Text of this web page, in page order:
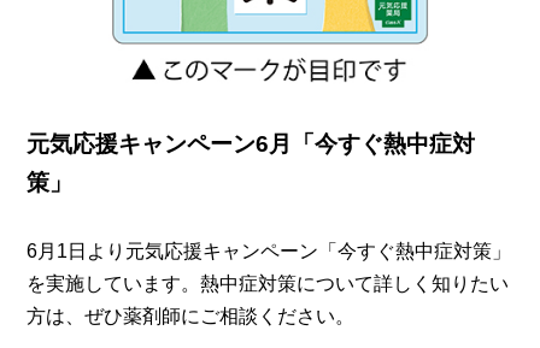
元気応援キャンペーン6月「今すぐ熱中症対
策」
6月1日より元気応援キャンペーン「今すぐ熱中症対策」
を実施しています。熱中症対策について詳しく知りたい
方は、ぜひ薬剤師にご相談ください。